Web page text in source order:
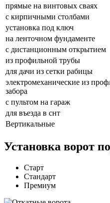
прямые на винтовых сваях
с кирпичными столбами
установка под ключ
на ленточном фундаменте
с дистанционным открытием
из профильной трубы
для дачи из сетки рабицы
электромеханические из
забора
с пультом на гараж
для въезда в снт
Вертикальные
Установка ворот
Старт
Стандарт
Премиум